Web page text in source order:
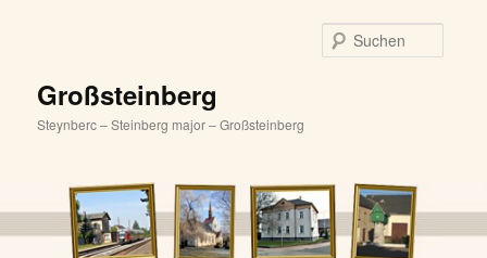
Großsteinberg
Steynberc – Steinberg major – Großsteinberg